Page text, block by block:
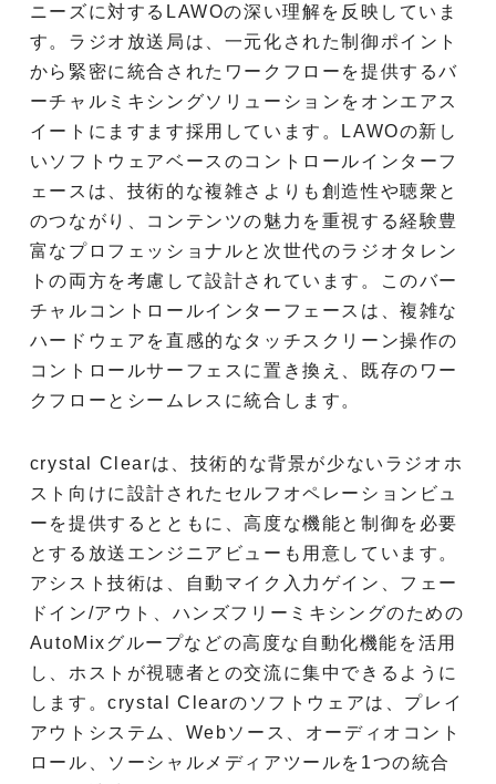
ニーズに対するLAWOの深い理解を反映していま
す。ラジオ放送局は、一元化された制御ポイント
から緊密に統合されたワークフローを提供するバ
ーチャルミキシングソリューションをオンエアス
イートにますます採用しています。LAWOの新し
いソフトウェアベースのコントロールインターフ
ェースは、技術的な複雑さよりも創造性や聴衆と
のつながり、コンテンツの魅力を重視する経験豊
富なプロフェッショナルと次世代のラジオタレン
トの両方を考慮して設計されています。このバー
チャルコントロールインターフェースは、複雑な
ハードウェアを直感的なタッチスクリーン操作の
コントロールサーフェスに置き換え、既存のワー
クフローとシームレスに統合します。
crystal Clearは、技術的な背景が少ないラジオホ
スト向けに設計されたセルフオペレーションビュ
ーを提供するとともに、高度な機能と制御を必要
とする放送エンジニアビューも用意しています。
アシスト技術は、自動マイク入力ゲイン、フェー
ドイン/アウト、ハンズフリーミキシングのための
AutoMixグループなどの高度な自動化機能を活用
し、ホストが視聴者との交流に集中できるように
します。crystal Clearのソフトウェアは、プレイ
アウトシステム、Webソース、オーディオコント
ロール、ソーシャルメディアツールを1つの統合